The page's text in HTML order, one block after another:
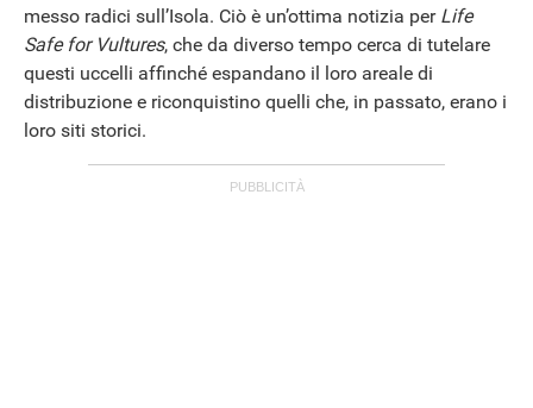
messo radici sull’Isola. Ciò è un’ottima notizia per Life
Safe for Vultures, che da diverso tempo cerca di tutelare
questi uccelli affinché espandano il loro areale di
distribuzione e riconquistino quelli che, in passato, erano i
loro siti storici.